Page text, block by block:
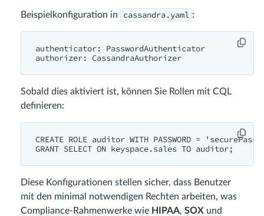
Beispielkonfiguration in cassandra.yaml :
authenticator: PasswordAuthenticator
Sobald dies aktiviert ist, können Sie Rollen mit CQL
definieren:
CREATE ROLE auditor WITH PASSWORD =
Diese Konfigurationen stellen sicher, dass Benutzer
mit den minimal notwendigen Rechten arbeiten, was
Compliance-Rahmenwerke wie HIPAA, SOX und